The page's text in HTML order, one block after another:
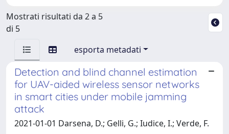
Mostrati risultati da 2 a 5
di 5
esporta metadati
Detection and blind channel estimation
for UAV-aided wireless sensor networks
in smart cities under mobile jamming
attack
2021-01-01 Darsena, D.; Gelli, G.; Iudice, I.; Verde, F.